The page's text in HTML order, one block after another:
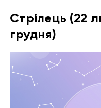
Стрілець (22
грудня)